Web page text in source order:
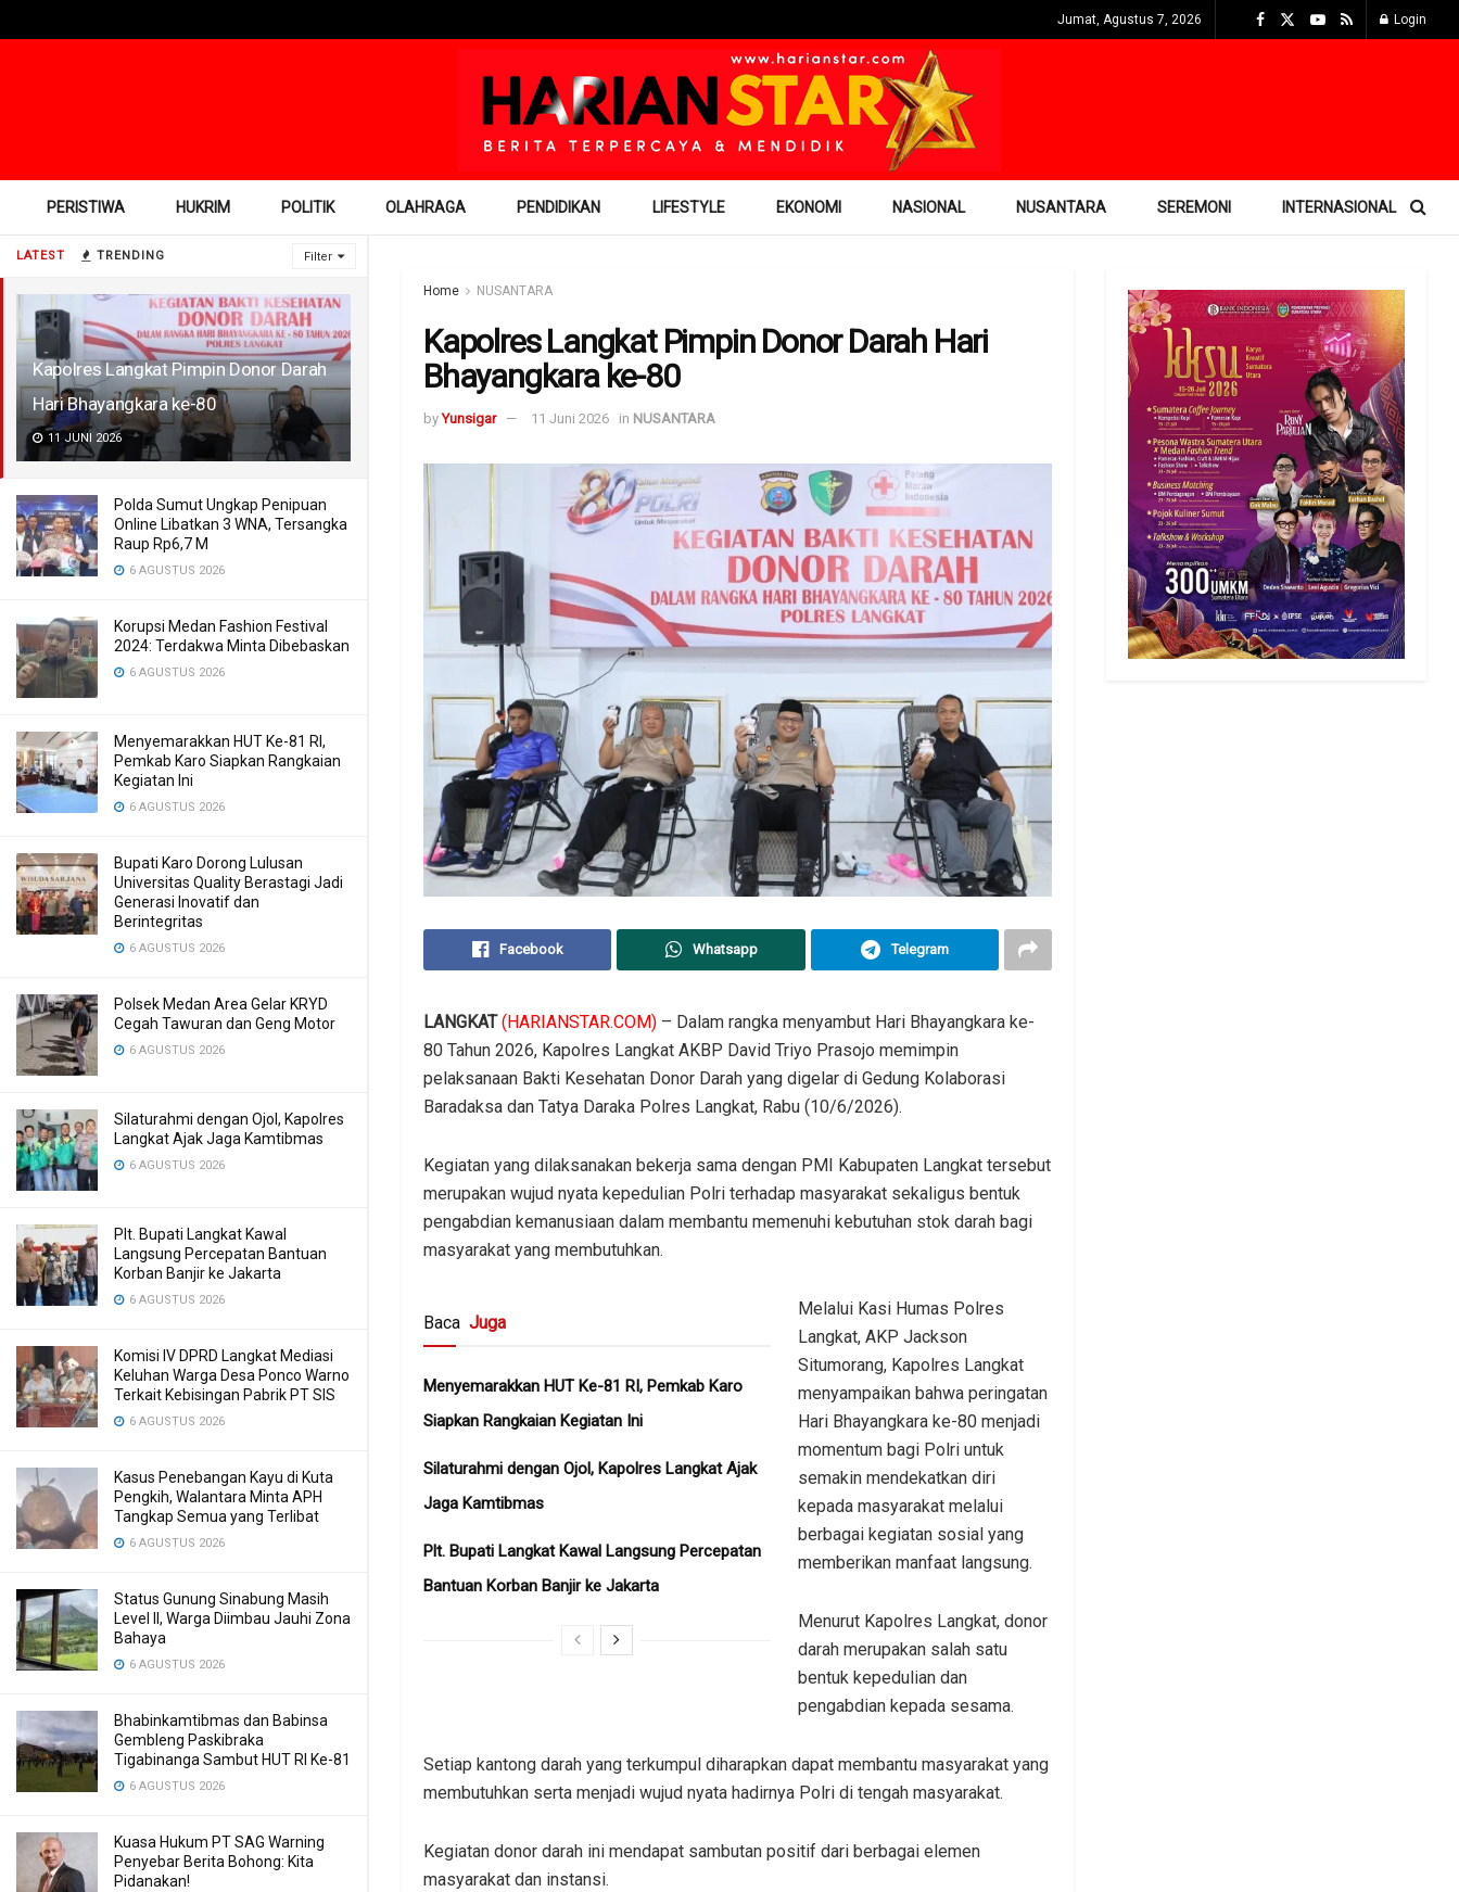
LATEST TRENDING Filter
Kapolres Langkat Pimpin Donor Darah
Hari Bhayangkara ke-80
11 JUNI 2026
Polda Sumut Ungkap Penipuan
Online Libatkan 3 WNA, Tersangka
Raup Rp6,7 M
6 AGUSTUS 2026
Korupsi Medan Fashion Festival
2024: Terdakwa Minta Dibebaskan
6 AGUSTUS 2026
Menyemarakkan HUT Ke-81 RI,
Pemkab Karo Siapkan Rangkaian
Kegiatan Ini
6 AGUSTUS 2026
Bupati Karo Dorong Lulusan
Universitas Quality Berastagi Jadi
Generasi Inovatif dan
Berintegritas
6 AGUSTUS 2026
Polsek Medan Area Gelar KRYD
Cegah Tawuran dan Geng Motor
6 AGUSTUS 2026
Silaturahmi dengan Ojol, Kapolres
Langkat Ajak Jaga Kamtibmas
6 AGUSTUS 2026
Plt. Bupati Langkat Kawal
Langsung Percepatan Bantuan
Korban Banjir ke Jakarta
6 AGUSTUS 2026
Komisi IV DPRD Langkat Mediasi
Keluhan Warga Desa Ponco Warno
Terkait Kebisingan Pabrik PT SIS
6 AGUSTUS 2026
Kasus Penebangan Kayu di Kuta
Pengkih, Walantara Minta APH
Tangkap Semua yang Terlibat
6 AGUSTUS 2026
Status Gunung Sinabung Masih
Level II, Warga Diimbau Jauhi Zona
Bahaya
6 AGUSTUS 2026
Bhabinkamtibmas dan Babinsa
Gembleng Paskibraka
Tigabinanga Sambut HUT RI Ke-81
6 AGUSTUS 2026
Kuasa Hukum PT SAG Warning
Penyebar Berita Bohong: Kita
Pidanakan!
Jumat, Agustus 7, 2026 Login
PERISTIWA HUKRIM POLITIK OLAHRAGA PENDIDIKAN LIFESTYLE EKONOMI NASIONAL NUSANTARA SEREMONI INTERNASIONAL
Home NUSANTARA
Kapolres Langkat Pimpin Donor Darah Hari
Bhayangkara ke-80
by Yunsigar 11 Juni 2026 in NUSANTARA
Facebook Whatsapp Telegram
LANGKAT(HARIANSTAR.COM) – Dalam rangka menyambut Hari Bhayangkara ke-
80 Tahun 2026, Kapolres Langkat AKBP David Triyo Prasojo memimpin
pelaksanaan Bakti Kesehatan Donor Darah yang digelar di Gedung Kolaborasi
Baradaksa dan Tatya Daraka Polres Langkat, Rabu (10/6/2026).
Kegiatan yang dilaksanakan bekerja sama dengan PMI Kabupaten Langkat tersebut
merupakan wujud nyata kepedulian Polri terhadap masyarakat sekaligus bentuk
pengabdian kemanusiaan dalam membantu memenuhi kebutuhan stok darah bagi
masyarakat yang membutuhkan.
Baca Juga
Menyemarakkan HUT Ke-81 RI, Pemkab Karo
Siapkan Rangkaian Kegiatan Ini
Silaturahmi dengan Ojol, Kapolres Langkat Ajak
Jaga Kamtibmas
Plt. Bupati Langkat Kawal Langsung Percepatan
Bantuan Korban Banjir ke Jakarta
Melalui Kasi Humas Polres
Langkat, AKP Jackson
Situmorang, Kapolres Langkat
menyampaikan bahwa peringatan
Hari Bhayangkara ke-80 menjadi
momentum bagi Polri untuk
semakin mendekatkan diri
kepada masyarakat melalui
berbagai kegiatan sosial yang
memberikan manfaat langsung.
Menurut Kapolres Langkat, donor
darah merupakan salah satu
bentuk kepedulian dan
pengabdian kepada sesama.
Setiap kantong darah yang terkumpul diharapkan dapat membantu masyarakat yang
membutuhkan serta menjadi wujud nyata hadirnya Polri di tengah masyarakat.
Kegiatan donor darah ini mendapat sambutan positif dari berbagai elemen
masyarakat dan instansi.